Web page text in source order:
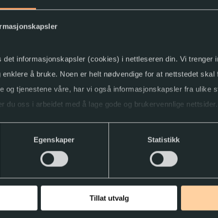
det informasjonskapsler (cookies) i nettleseren din. Vi trenger
å bruke. Noen er helt nødvendige for at nettstedet
og tjenestene våre, har vi også informasjonskapsler fra ulike
du oss i arbeidet med å lage gode og brukervennlige nettsider.
Egenskaper Statistikk
Tillat utvalg
Da vi var yngre
2023
Norsk bokmål
Torleif
2025 Norsk